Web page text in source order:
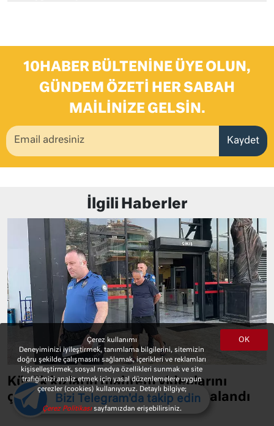
10HABER BÜLTENINE ÜYE OLUN,
GÜNDEM ÖZETI HER SABAH
MAILINIZE GELSIN.
Kaydet
İlgili Haberler
Küçük kızların mahrem videolarını
çeken bir adam bakın böyle yakalandı
OK
Çerez kullanımı
Deneyiminizi iyileştirmek, tanımlama bilgilerini, sitemizin
doğru şekilde çalışmasını sağlamak, içerikleri ve reklamları
kişiselleştirmek, sosyal medya özellikleri sunmak ve site
trafiğimizi analiz etmek için yasal düzenlemelere uygun
çerezler (cookies) kullanıyoruz. Detaylı bilgiye;
Çerez Politikasısayfamızdan erişebilirsiniz.
Bizi Telegram'da takip edin